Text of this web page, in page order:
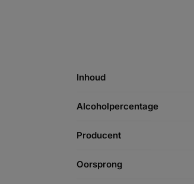
Inhoud
Alcoholpercentage
Producent
Oorsprong